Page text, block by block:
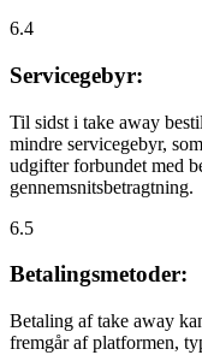
6.4
Servicegebyr:
Til sidst i take away
mindre servicegebyr,
udgifter forbundet med
gennemsnitsbetragtning.
6.5
Betalingsmetoder:
Betaling af take away
fremgår af platformen,